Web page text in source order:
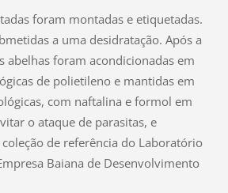
foram montadas e etiquetadas.
a uma desidratação. Após a
abelhas foram acondicionadas em
de polietileno e mantidas em
com naftalina e formol em
o ataque de parasitas, e
de referência do Laboratório
Baiana de Desenvolvimento